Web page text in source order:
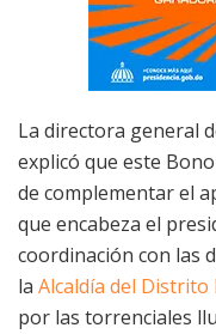
La directora general
explicó que este
de complementar el
que encabeza el
coordinación con las
la Alcaldía del Distrito
por las torrenciales